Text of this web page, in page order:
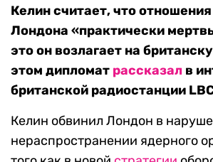
Келин считает, что
Лондона «практически
это он возлагает на
этом дипломат рассказал в
британской радиостанции
Келин обвинил Лондон в
нераспространении ядерного